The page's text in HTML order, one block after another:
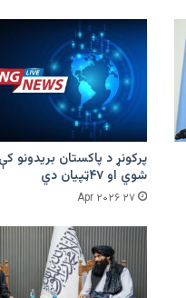
شوي او ۴۷ټپیان دي
۲۷ Apr ۲۰۲۶